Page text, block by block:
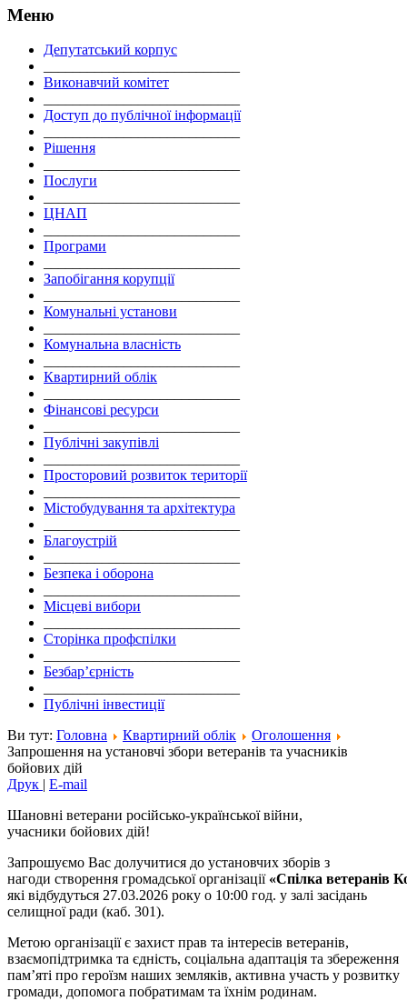
Меню
Депутатський корпус
Виконавчий комітет
Доступ до публічної інформації
Рішення
Послуги
ЦНАП
Програми
Запобігання корупції
Комунальні установи
Комунальна власність
Квартирний облік
Фінансові ресурси
Публічні закупівлі
Просторовий розвиток території
Містобудування та архітектура
Благоустрій
Безпека і оборона
Місцеві вибори
Сторінка профспілки
Безбар’єрність
Публічні інвестиції
Ви тут: Головна Квартирний облік
Оголошення
Запрошення на установчі збори ветеранів та учасників
бойових дій
Друк | E-mail
Шановні ветерани російсько-української війни,
учасники бойових дій!
Запрошуємо Вас долучитися до установчих зборів з
нагоди створення громадської організації «Спілка ветеранів
які відбудуться 27.03.2026 року о 10:00 год. у залі засідань
селищної ради (каб. 301).
Метою організації є захист прав та інтересів ветеранів,
взаємопідтримка та єдність, соціальна адаптація та збереження
пам’яті про героїзм наших земляків, активна участь у розвитку
громади, допомога побратимам та їхнім родинам.